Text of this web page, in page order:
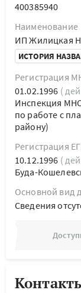
400385940
Наименование
ИП Жилицкая
ИСТОРИЯ
Регистрация
01.02.1996 (
Инспекция
по работе с
району)
Регистрация
10.12.1996 (
Буда-
Основной вид
Cведения